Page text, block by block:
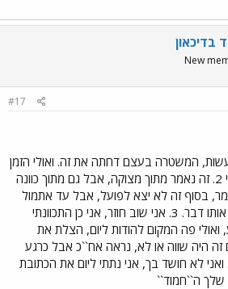
בדיכאון
New
#17
לעשות, המשטרה בעצם דחתה את זה. ואולי הזמן
שינה את דעתי 2. זה נאמר מתוך מצוקה, אבל גם מתוך כוונה
בסוף זה לא יצא לפועל, אבל עד אתמול
בערב חשבתי אותו דבר. 3. אני שוב חוזר, אני כן התכוונתי
ואולי פה המקום להודות ליום, הצלת את
זה היה שווה או לא, נראה אח``כ אבל כרגע
ואני לא חושד בך, אני נתתי ליום את הכתובת
שלך ה``חמוד``